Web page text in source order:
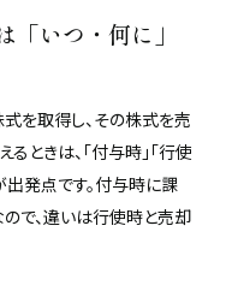
「いつ・何に」
式を取得し、その株式を売
ときは、「付与時」「行使
出発点です。付与時に課
で、違いは行使時と売却